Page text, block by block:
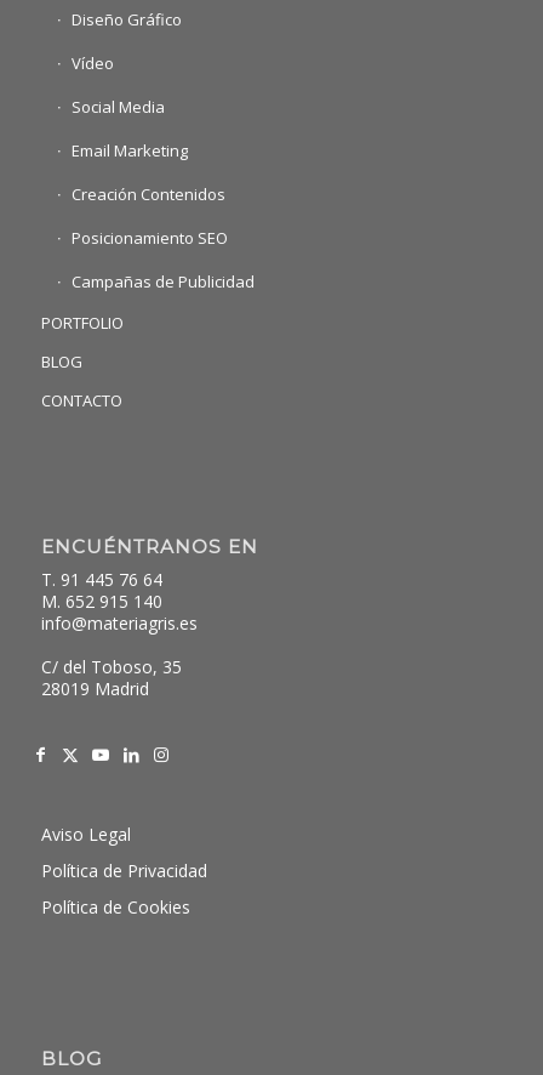
Diseño Gráfico
Vídeo
Social Media
Email Marketing
Creación Contenidos
Posicionamiento SEO
Campañas de Publicidad
PORTFOLIO
BLOG
CONTACTO
ENCUÉNTRANOS EN
T. 91 445 76 64
M. 652 915 140
info@materiagris.es
C/ del Toboso, 35
28019 Madrid
Aviso Legal
Política de Privacidad
Política de Cookies
BLOG